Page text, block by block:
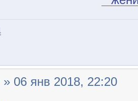
» 06 янв 2018, 22:20